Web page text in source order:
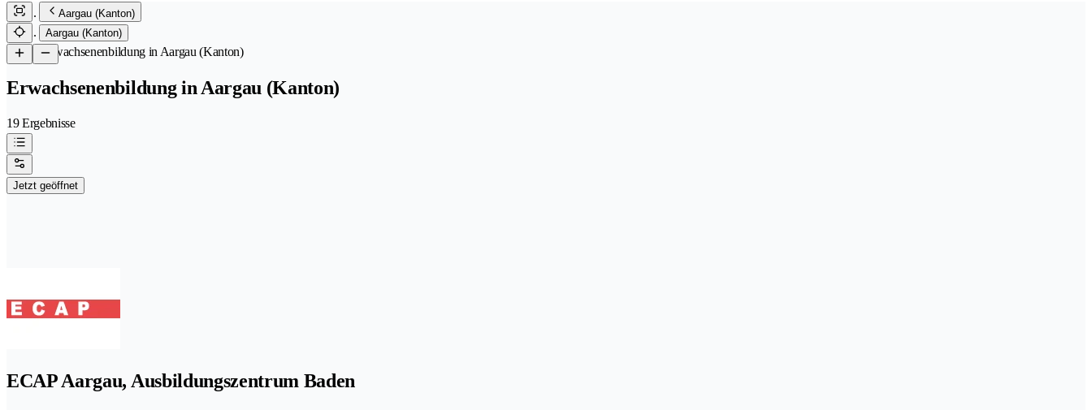
Aargau (Kanton)
Aargau (Kanton)
/Erwachsenenbildung in Aargau (Kanton)
Erwachsenenbildung in Aargau (Kanton)
19 Ergebnisse
Jetzt geöffnet
ECAP Aargau, Ausbildungszentrum Baden